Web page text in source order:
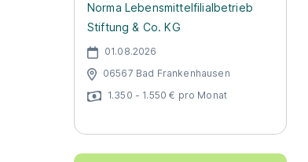
Norma Lebensmittelfilialbetrieb
Stiftung & Co. KG
01.08.2026
06567 Bad Frankenhausen
1.350 - 1.550 € pro Monat